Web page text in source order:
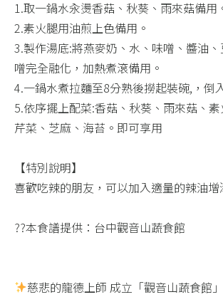
1.取一鍋水汆燙香菇、秋葵、雨來菇備用
2.素火腿用油煎上色備用。​
3.製作湯底:將燕麥奶、水、味噌、醬油
噌完全融化，加熱煮滾備用。​
4.一鍋水煮拉麵至8分熟後撈起裝碗,，倒
5.依序擺上配菜:香菇、秋葵、雨來菇、素
芹菜、芝麻、海苔。即可享用​
【特別說明】​
喜歡吃辣的朋友，可以加入適量的辣油增
??本食譜提供：台中觀音山蔬食館​
慈悲的龍德上師 成立「觀音山蔬食館